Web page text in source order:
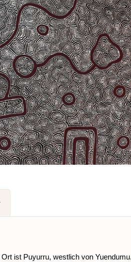
ist Puyurru, westlich von